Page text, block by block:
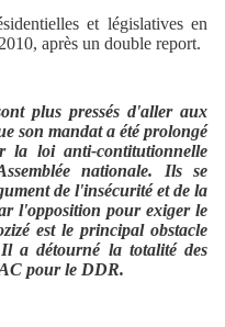
et législatives en
après un double report.
plus pressés d'aller aux
son mandat a été prolongé
la loi anti-contitutionnelle
nationale. Ils se
de l'insécurité et de la
l'opposition pour exiger le
est le principal obstacle
a détourné la totalité des
pour le DDR.